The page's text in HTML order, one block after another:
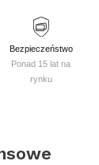
Bezpieczeństwo
Ponad 15 lat na
rynku